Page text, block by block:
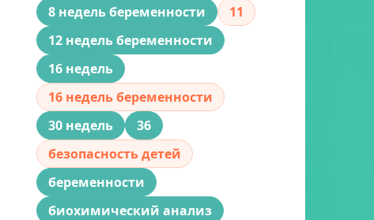
8 недель беременности
11
12 недель беременности
16 недель
16 недель беременности
30 недель
36
безопасность детей
беременности
биохимический анализ